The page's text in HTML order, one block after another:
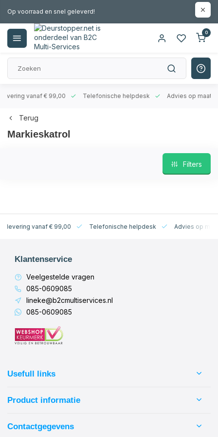
Op voorraad en snel geleverd!
0
vanaf € 99,00 Telefonische helpdesk Advies op maat
Terug
Markieskatrol
Filters
vanaf € 99,00 Telefonische helpdesk Advies op maat
Klantenservice
Veelgestelde vragen
085-0609085
lineke@b2cmultiservices.nl
085-0609085
Usefull links
Product informatie
Contactgegevens